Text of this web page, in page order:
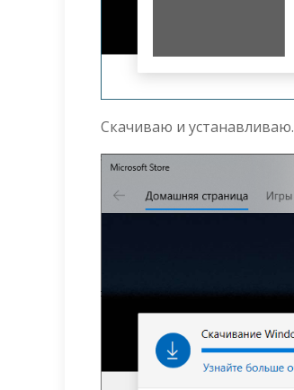
Скачиваю и устанавливаю.